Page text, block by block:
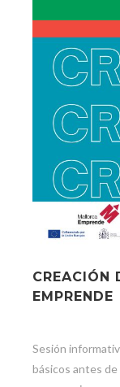
CREACIÓN
EMPRENDE
Sesión
básicos antes